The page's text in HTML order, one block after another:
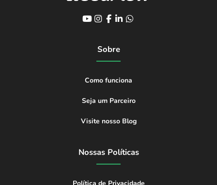
Sobre
Como funciona
Seja um Parceiro
Visite nosso Blog
Nossas Políticas
Política de Privacidade